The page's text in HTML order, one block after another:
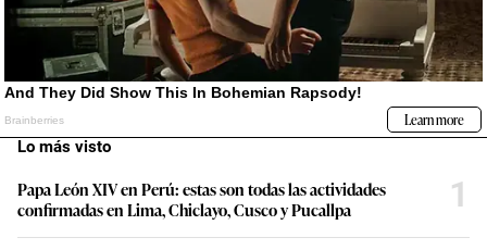
Lo más visto
Papa León XIV en Perú: estas son todas las actividades
confirmadas en Lima, Chiclayo, Cusco y Pucallpa
1